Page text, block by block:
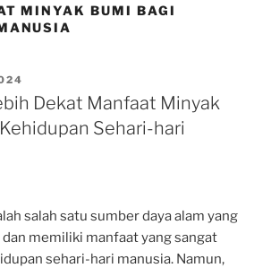
MINYAK BUMI BAGI
Dekat Manfaat Minyak
Sehari-hari
salah satu sumber daya alam yang
memiliki manfaat yang sangat
sehari-hari manusia. Namun,